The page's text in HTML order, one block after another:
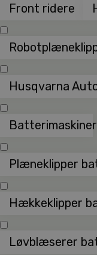
Front ridere
Husqvarna
Batterimaskiner
Plæneklipper
Hækkeklipper
Løvblæserer